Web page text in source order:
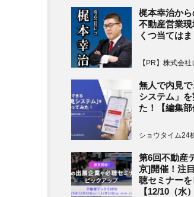
梶本幸治から
不動産営業
くつ当ては
【PR】株式会
無人で内見
システム」
た！【編集部
ショウタイム24
第6回不動産
京]開催！注
聴セミナー
【12/10（水